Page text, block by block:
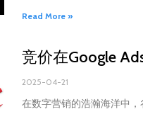
Read More »
竞价在Google
2025-04-21
在数字营销的浩瀚海洋中